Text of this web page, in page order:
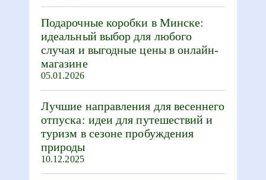
Подарочные коробки в Минске:
идеальный выбор для любого
случая и выгодные цены в онлайн-
магазине
05.01.2026
Лучшие направления для весеннего
отпуска: идеи для путешествий и
туризм в сезоне пробуждения
природы
10.12.2025